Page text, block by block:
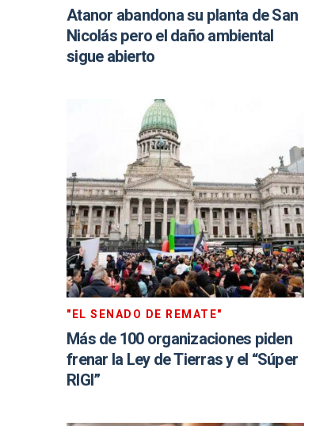
Atanor abandona su planta de San
Nicolás pero el daño ambiental
sigue abierto
"EL SENADO DE REMATE"
Más de 100 organizaciones piden
frenar la Ley de Tierras y el “Súper
RIGI”